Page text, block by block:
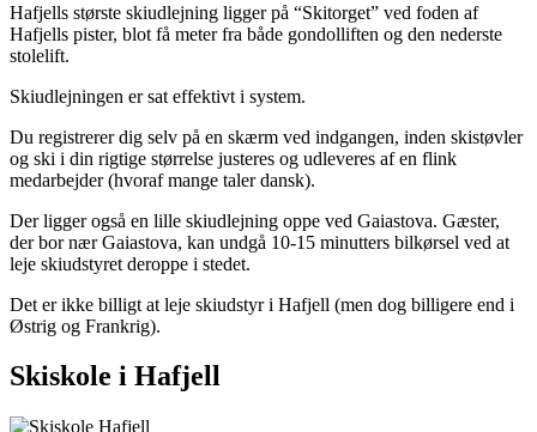
Hafjells største skiudlejning ligger på “Skitorget” ved foden af
Hafjells pister, blot få meter fra både gondolliften og den nederste
stolelift.
Skiudlejningen er sat effektivt i system.
Du registrerer dig selv på en skærm ved indgangen, inden skistøvler
og ski i din rigtige størrelse justeres og udleveres af en flink
medarbejder (hvoraf mange taler dansk).
Der ligger også en lille skiudlejning oppe ved Gaiastova. Gæster,
der bor nær Gaiastova, kan undgå 10-15 minutters bilkørsel ved at
leje skiudstyret deroppe i stedet.
Det er ikke billigt at leje skiudstyr i Hafjell (men dog billigere end i
Østrig og Frankrig).
Skiskole i Hafjell